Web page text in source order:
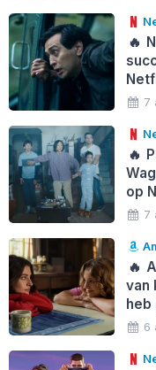
🔥
7
🔥
op
7
🔥
van
6